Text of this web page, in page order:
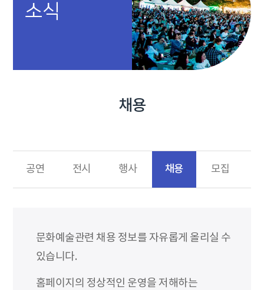
소식
채용
공연 전시 행사 채용 모집
문화예술관련 채용 정보를 자유롭게 올리실 수
있습니다.
홈페이지의 정상적인 운영을 저해하는